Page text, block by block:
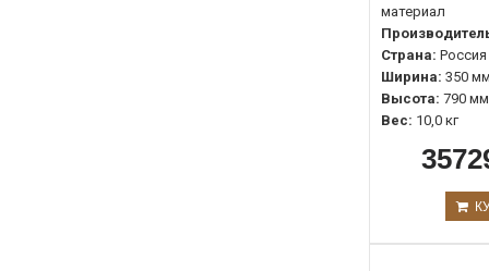
материал
Страна: Россия
Ширина: 350
Высота: 790 мм
Вес: 10,0 кг